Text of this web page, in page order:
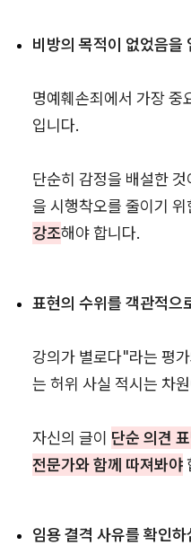
비방의 목적이 없었음을
명예훼손죄에서 가장 중
입니다.
단순히 감정을 배설한
을 시행착오를 줄이기 위
강조해야 합니다.
표현의 수위를 객관적으
강의가 별로다"라는 평
는 허위 사실 적시는 차
자신의 글이 단순 의견
전문가와 함께 따져봐야
임용 결격 사유를 확인